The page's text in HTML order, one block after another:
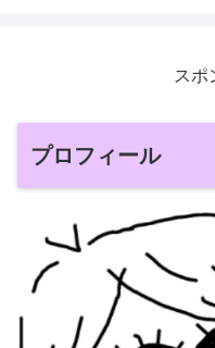
スポ
プロフィール